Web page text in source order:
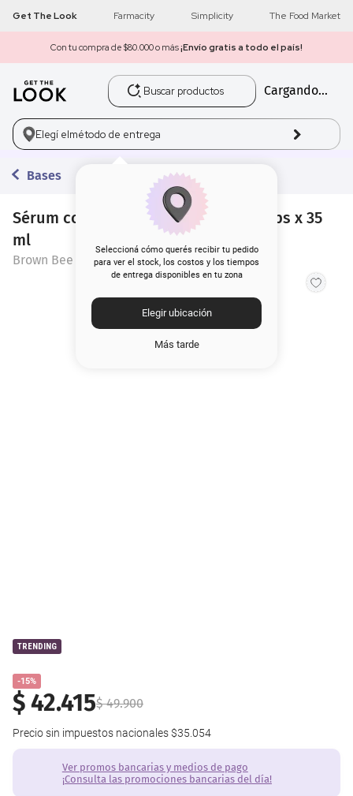
Get The Look Farmacity Simplicity The Food Market
Con tu compra de $80.000 o más¡Envío gratis a todo el país!
Buscar productos
Cargando...
Elegí elmétodo de entrega
Seleccioná cómo querés recibir tu pedido
para ver el stock, los costos y los tiempos
de entrega disponibles en tu zona
Elegir ubicación
Más tarde
Bases
Sérum con Color Brown Bee Sun Drops x 35
ml
Brown Bee
TRENDING
-15%
$42.415$ 49.900
Precio sin impuestos nacionales $35.054
Ver promos bancarias y medios de pago
¡Consulta las promociones bancarias del día!
1 get the look
2 máscara pestañas
3.
5.